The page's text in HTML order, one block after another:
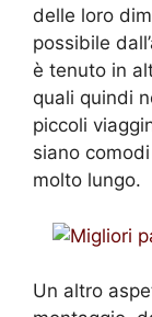
delle loro
possibile
è tenuto in
quali quindi
piccoli
siano
molto lungo.
Un altro